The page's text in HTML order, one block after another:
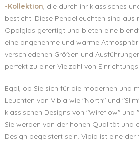
-Kollektion, die durch ihr klassisches
besticht. Diese Pendelleuchten sind aus
Opalglas gefertigt und bieten eine
eine angenehme und warme
verschiedenen Größen und
perfekt zu einer Vielzahl von
Egal, ob Sie sich für die modernen und
Leuchten von Vibia wie "North" und
klassischen Designs von "Wireflow" und
Sie werden von der hohen Qualität und
Design begeistert sein. Vibia ist eine